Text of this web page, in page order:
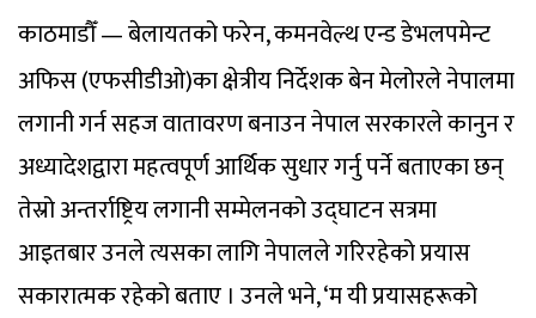
काठमाडौँ — बेलायतको फरेन, कमनवेल्थ एन्ड डेभलपमेन्ट
अफिस (एफसीडीओ)का क्षेत्रीय निर्देशक बेन मेलोरले नेपालमा
लगानी गर्न सहज वातावरण बनाउन नेपाल सरकारले कानुन र
अध्यादेशद्वारा महत्वपूर्ण आर्थिक सुधार गर्नु पर्ने बताएका छन्
तेस्रो अन्तर्राष्ट्रिय लगानी सम्मेलनको उद्घाटन सत्रमा
आइतबार उनले त्यसका लागि नेपालले गरिरहेको प्रयास
सकारात्मक रहेको बताए । उनले भने, ‘म यी प्रयासहरूको